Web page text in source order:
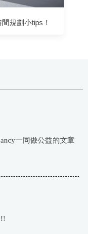
規劃小tips！
一同做公益的文章